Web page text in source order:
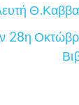
28η